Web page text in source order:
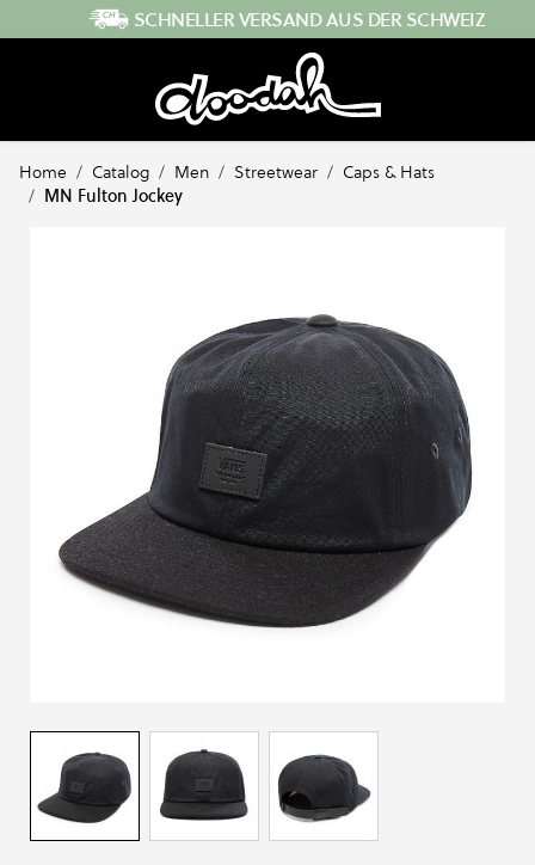
Direkt zum InhaltSCHNELLER VERSAND AUS DER SCHWEIZ
Home / Catalog / Men / Streetwear / Caps & Hats
/ MN Fulton Jockey